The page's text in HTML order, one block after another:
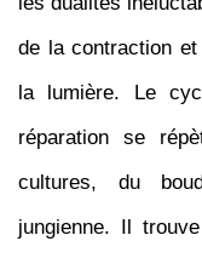
de la contraction
la lumière. Le
réparation se
cultures, du
jungienne. Il